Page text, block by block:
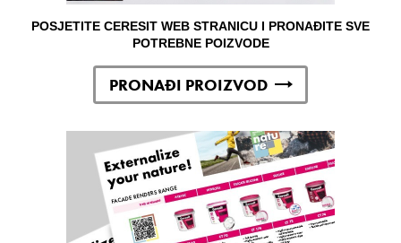
POSJETITE CERESIT WEB STRANICU I PRONAĐITE SVE
POTREBNE POIZVODE
PRONAĐI PROIZVOD